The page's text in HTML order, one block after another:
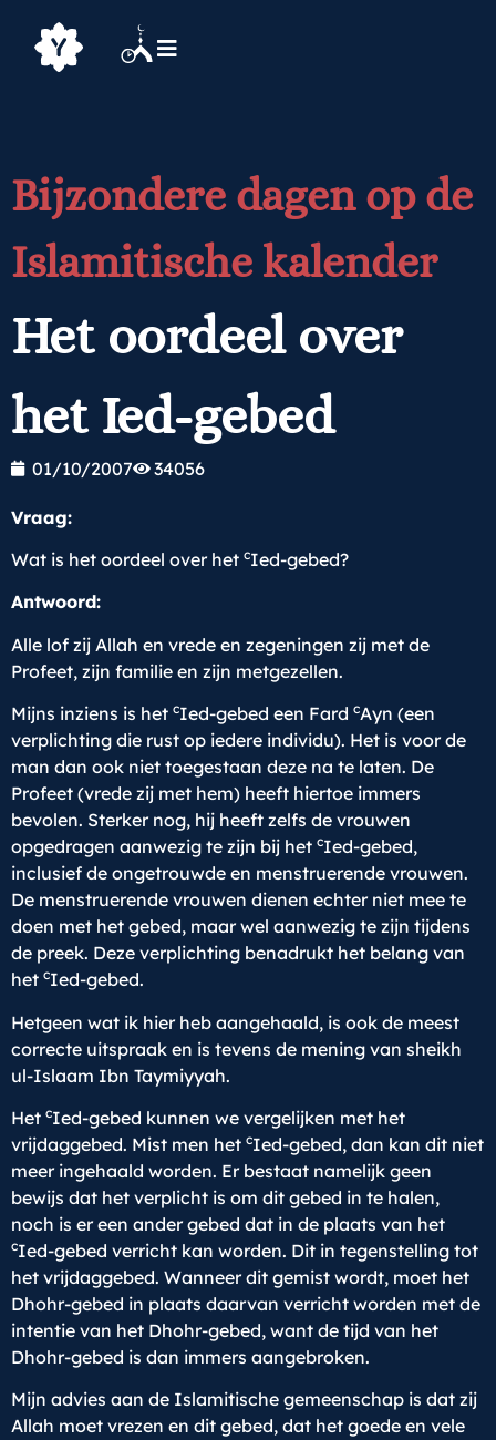
Bijzondere dagen op de
Islamitische kalender
Het oordeel over
het Ied-gebed
01/10/2007 34056
Vraag:
Wat is het oordeel over het cIed-gebed?
Antwoord:
Alle lof zij Allah en vrede en zegeningen zij met de
Profeet, zijn familie en zijn metgezellen.
Mijns inziens is het cIed-gebed een Fard cAyn (een
verplichting die rust op iedere individu). Het is voor de
man dan ook niet toegestaan deze na te laten. De
Profeet (vrede zij met hem) heeft hiertoe immers
bevolen. Sterker nog, hij heeft zelfs de vrouwen
opgedragen aanwezig te zijn bij het cIed-gebed,
inclusief de ongetrouwde en menstruerende vrouwen.
De menstruerende vrouwen dienen echter niet mee te
doen met het gebed, maar wel aanwezig te zijn tijdens
de preek. Deze verplichting benadrukt het belang van
het cIed-gebed.
Hetgeen wat ik hier heb aangehaald, is ook de meest
correcte uitspraak en is tevens de mening van sheikh
ul-Islaam Ibn Taymiyyah.
Het cIed-gebed kunnen we vergelijken met het
vrijdaggebed. Mist men het cIed-gebed, dan kan dit niet
meer ingehaald worden. Er bestaat namelijk geen
bewijs dat het verplicht is om dit gebed in te halen,
noch is er een ander gebed dat in de plaats van het
cIed-gebed verricht kan worden. Dit in tegenstelling tot
het vrijdaggebed. Wanneer dit gemist wordt, moet het
Dhohr-gebed in plaats daarvan verricht worden met de
intentie van het Dhohr-gebed, want de tijd van het
Dhohr-gebed is dan immers aangebroken.
Mijn advies aan de Islamitische gemeenschap is dat zij
Allah moet vrezen en dit gebed, dat het goede en vele